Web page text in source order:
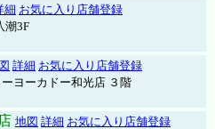
細 お気に入り店舗登録
潮3F
詳細 お気に入り店舗登録
ヨーカドー和光店 ３階
地図 詳細 お気に入り店舗登録